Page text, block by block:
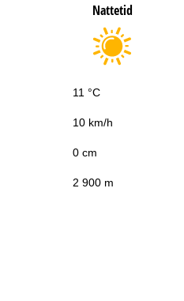
Nattetid
11 °C
10 km/h
0 cm
2 900 m